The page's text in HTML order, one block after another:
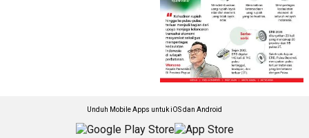
Unduh Mobile Apps untuk iOS dan Android